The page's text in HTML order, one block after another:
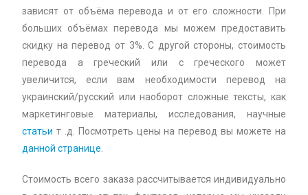
зависят от объёма перевода и от его сложности. При
больших объёмах перевода мы можем предоставить
скидку на перевод от 3%. С другой стороны, стоимость
перевода а греческий или с греческого может
увеличится, если вам необходимости перевод на
украинский/русский или наоборот сложные тексты, как
маркетинговые материалы, исследования, научные
статьи т .д. Посмотреть цены на перевод вы можете на
данной странице
Стоимость всего заказа рассчитывается индивидуально